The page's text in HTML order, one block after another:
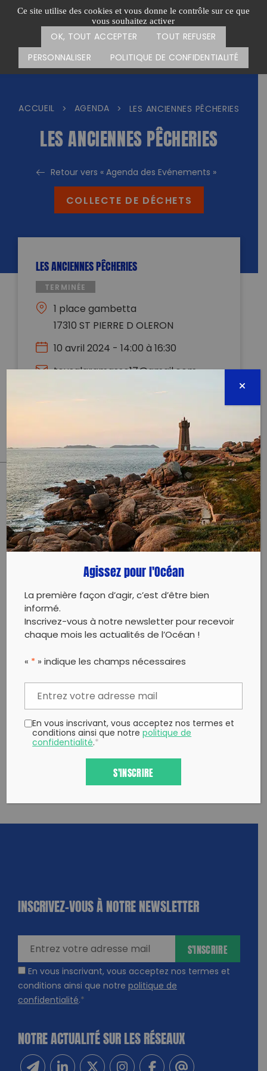
Ce site utilise des cookies et vous donne le contrôle sur ce que
vous souhaitez activer
OK, TOUT ACCEPTER
TOUT REFUSER
PERSONNALISER
POLITIQUE DE CONFIDENTIALITÉ
Passer
Menu
CARTE DES ACTIONS FAIRE UN DON
ACCUEIL > AGENDA > LES ANCIENNES PÊCHERIES
LES ANCIENNES PÊCHERIES
Retour vers « Agenda des Evénements »
COLLECTE DE DÉCHETS
LES ANCIENNES PÊCHERIES
TERMINÉE
1 place gambetta
17310 ST PIERRE D OLERON
10 avril 2024 - 14:00 à 16:30
tousalaramasse17@gmail.com
PARTAGER CET ARTICLE:
Partager sur Facebook
Partager sur
Twitter
Envoyer à
un ami
Copy to clipboard
INSCRIVEZ-VOUS À NOTRE NEWSLETTER
En vous inscrivant, vous acceptez nos termes et
conditions ainsi que notre politique de
confidentialité.*
S'INSCRIRE
NOTRE ACTUALITÉ SUR LES RÉSEAUX
Agissez pour l'Océan
La première façon d’agir, c’est d’être bien
informé.
Inscrivez-vous à notre newsletter pour recevoir
chaque mois les actualités de l’Océan !
« * » indique les champs nécessaires
En vous inscrivant, vous acceptez nos termes et
conditions ainsi que notrepolitique de
confidentialité.*
S'INSCRIRE